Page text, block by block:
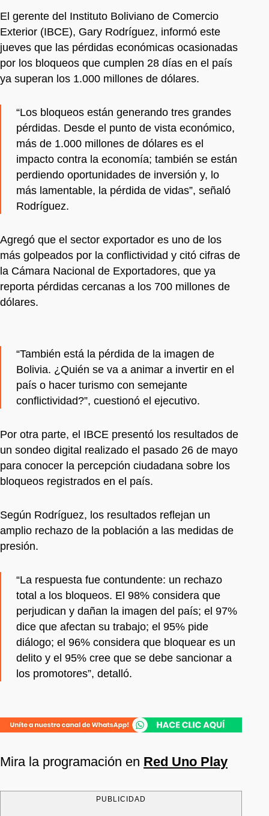
El gerente del Instituto Boliviano de Comercio
Exterior (IBCE), Gary Rodríguez, informó este
jueves que las pérdidas económicas ocasionadas
por los bloqueos que cumplen 28 días en el país
ya superan los 1.000 millones de dólares.
“Los bloqueos están generando tres grandes
pérdidas. Desde el punto de vista económico,
más de 1.000 millones de dólares es el
impacto contra la economía; también se están
perdiendo oportunidades de inversión y, lo
más lamentable, la pérdida de vidas”, señaló
Rodríguez.
Agregó que el sector exportador es uno de los
más golpeados por la conflictividad y citó cifras de
la Cámara Nacional de Exportadores, que ya
reporta pérdidas cercanas a los 700 millones de
dólares.
“También está la pérdida de la imagen de
Bolivia. ¿Quién se va a animar a invertir en el
país o hacer turismo con semejante
conflictividad?”, cuestionó el ejecutivo.
Por otra parte, el IBCE presentó los resultados de
un sondeo digital realizado el pasado 26 de mayo
para conocer la percepción ciudadana sobre los
bloqueos registrados en el país.
Según Rodríguez, los resultados reflejan un
amplio rechazo de la población a las medidas de
presión.
“La respuesta fue contundente: un rechazo
total a los bloqueos. El 98% considera que
perjudican y dañan la imagen del país; el 97%
dice que afectan su trabajo; el 95% pide
diálogo; el 96% considera que bloquear es un
delito y el 95% cree que se debe sancionar a
los promotores”, detalló.
Mira la programación en Red Uno Play
PUBLICIDAD